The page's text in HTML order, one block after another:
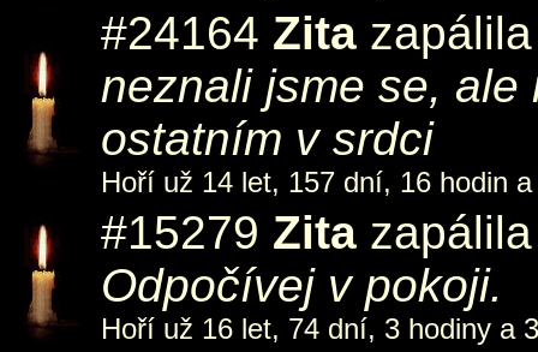
#24164 Zita
neznali jsme se,
ostatním v srdci
Hoří už 14 let, 157 dní, 16 hodin
#15279 Zita
Odpočívej v pokoji.
Hoří už 16 let, 74 dní, 3 hodiny a